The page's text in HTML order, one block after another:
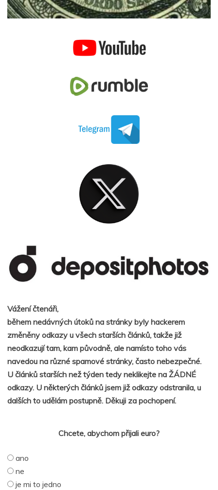
Vážení čtenáři,
během nedávných útoků na stránky byly hackerem
změněny odkazy u všech starších článků, takže již
neodkazují tam, kam původně, ale namísto toho vás
navedou na různé spamové stránky, často nebezpečné.
U článků starších než týden tedy neklikejte na ŽÁDNÉ
odkazy. U některých článků jsem již odkazy odstranila, u
dalších to udělám postupně. Děkuji za pochopení.
Chcete, abychom přijali euro?
ano
ne
je mi to jedno